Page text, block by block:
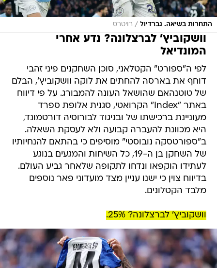
התחרות בשיאה. גברדיול / רויטרס
וושקוביץ' לברצלונה? נדע אחרי
המונדיאל
לפי ה"ספורט" הקטלאני, סוכן השחקנים פיני זהבי
דוחף את בארסה להחתים את לוקה וושקוביץ', הבלם
של טוטנהאם שהושאל העונה להמבורג. על פי דיווח
באתר "Index" הקרואטי, סגנית אלופת ספרד
מעוניינת ברכישתו של ובניגוד לבורוסיה דורטמונד,
היא מכוונת להעברה קבועה ולא לעסקת השאלה.
ב"ספורטסקה נובוסטי" מוסיפים כי בהתאם להנחיותיו
של השחקן בן ה-19, כל השיחות והמגעים בנוגע
לעתידו הוקפאו ונדחו לתקופה שלאחר גביע העולם.
בדיווח צוין כי ישנו עניין מצד מועדוני פאר נוספים
מלבד הקטלונים.
וושקוביץ' לברצלונה? 25%.